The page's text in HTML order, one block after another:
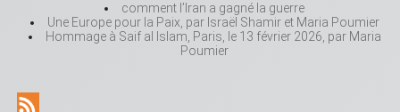
comment l’Iran a gagné la guerre
Une Europe pour la Paix, par Israël Shamir et Maria Poumier
Hommage à Saif al Islam, Paris, le 13 février 2026, par Maria
Poumier